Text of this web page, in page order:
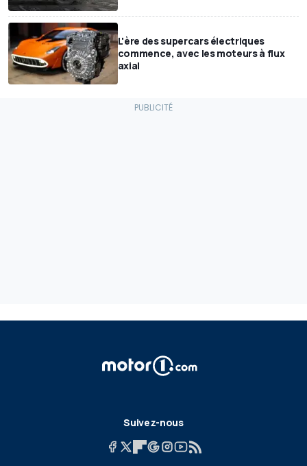
L'ère des supercars électriques
commence, avec les moteurs à flux
axial
Suivez-nous